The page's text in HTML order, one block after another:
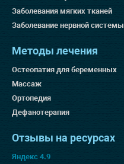
Заболевания мягких тканей
Заболевание нервной системы
Методы лечения
Остеопатия для беременных
Массаж
Ортопедия
Дефанотерапия
Отзывы на ресурсах
Яндекс 4.9